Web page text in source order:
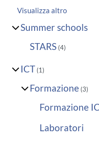
Visualizza altro
Summer schools
STARS (4)
ICT (1)
Formazione (3)
Formazione
Laboratori